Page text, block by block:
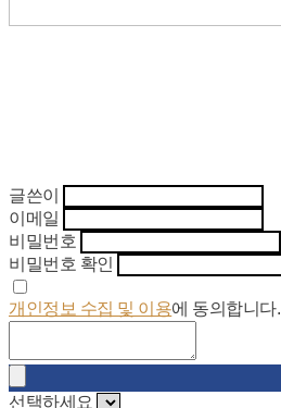
글쓴이
이메일
비밀번호
비밀번호 확인
개인정보 수집 및 이용에 동의합니다.
선택하세요